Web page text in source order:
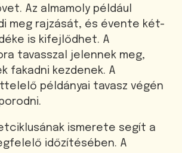
Az almamoly például
meg rajzását, és évente két-
is kifejlődhet. A
tavasszal jelennek meg,
fakadni kezdenek. A
példányai tavasz végén
ismerete segít a
időzítésében. A